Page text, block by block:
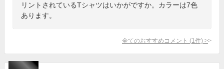
リントされているTシャツはいかがですか。カラーは7色
あります。
全てのおすすめコメント (1 件) >